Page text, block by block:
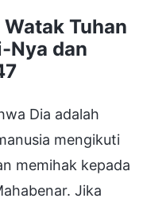
Tuhan
Nya dan
Dia adalah
mengikuti
memihak kepada
Jika